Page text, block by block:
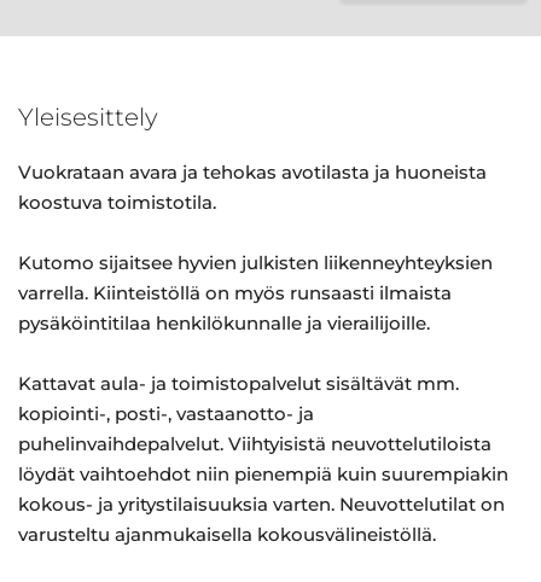
Yleisesittely
Vuokrataan avara ja tehokas avotilasta ja huoneista
koostuva toimistotila.
Kutomo sijaitsee hyvien julkisten liikenneyhteyksien
varrella. Kiinteistöllä on myös runsaasti ilmaista
pysäköintitilaa henkilökunnalle ja vierailijoille.
Kattavat aula- ja toimistopalvelut sisältävät mm.
kopiointi-, posti-, vastaanotto- ja
puhelinvaihdepalvelut. Viihtyisistä neuvottelutiloista
löydät vaihtoehdot niin pienempiä kuin suurempiakin
kokous- ja yritystilaisuuksia varten. Neuvottelutilat on
varusteltu ajanmukaisella kokousvälineistöllä.